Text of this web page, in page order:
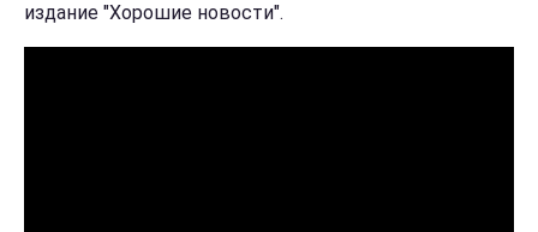
издание "Хорошие новости".